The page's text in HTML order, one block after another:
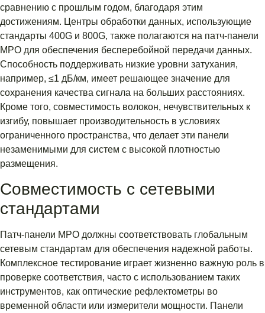
сравнению с прошлым годом, благодаря этим
достижениям. Центры обработки данных, использующие
стандарты 400G и 800G, также полагаются на патч-панели
MPO для обеспечения бесперебойной передачи данных.
Способность поддерживать низкие уровни затухания,
например, ≤1 дБ/км, имеет решающее значение для
сохранения качества сигнала на больших расстояниях.
Кроме того, совместимость волокон, нечувствительных к
изгибу, повышает производительность в условиях
ограниченного пространства, что делает эти панели
незаменимыми для систем с высокой плотностью
размещения.
Совместимость с сетевыми
стандартами
Патч-панели MPO должны соответствовать глобальным
сетевым стандартам для обеспечения надежной работы.
Комплексное тестирование играет жизненно важную роль в
проверке соответствия, часто с использованием таких
инструментов, как оптические рефлектометры во
временной области или измерители мощности. Панели